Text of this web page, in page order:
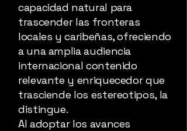
capacidad natural para
trascender las fronteras
locales y caribeñas, ofreciendo
a una amplia audiencia
internacional contenido
relevante y enriquecedor que
trasciende los estereotipos, la
distingue.
Al adoptar los avances